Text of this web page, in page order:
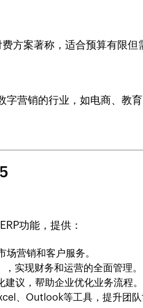
方案著称，适合预算有限但
营销的行业，如电商、教育
功能，提供：
场营销和客户服务。
，实现财务和运营的全面管理。
建议，帮助企业优化业务流程。
、Outlook等工具，提升团队